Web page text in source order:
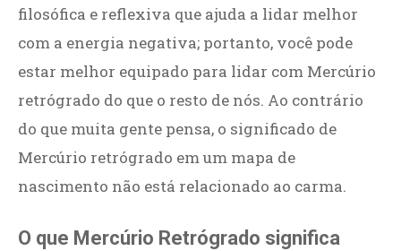
filosófica e reflexiva que ajuda a lidar melhor
com a energia negativa; portanto, você pode
estar melhor equipado para lidar com Mercúrio
retrógrado do que o resto de nós. Ao contrário
do que muita gente pensa, o significado de
Mercúrio retrógrado em um mapa de
nascimento não está relacionado ao carma.
O que Mercúrio Retrógrado significa